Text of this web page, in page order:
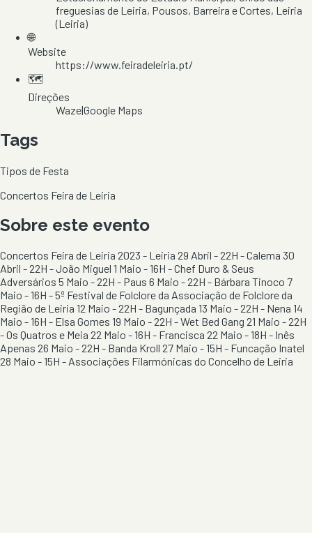
freguesias de Leiria, Pousos, Barreira e Cortes, Leiria
(Leiria)
🌐
Website
https://www.feiradeleiria.pt/
🗺️
Direções
Waze|Google Maps
Tags
Tipos de Festa
Concertos Feira de Leiria
Sobre este evento
Concertos Feira de Leiria 2023 - Leiria 29 Abril - 22H - Calema 30
Abril - 22H - João Miguel 1 Maio - 16H - Chef Duro & Seus
Adversários 5 Maio - 22H - Paus 6 Maio - 22H - Bárbara Tinoco 7
Maio - 16H - 5º Festival de Folclore da Associação de Folclore da
Região de Leiria 12 Maio - 22H - Bagunçada 13 Maio - 22H - Nena 14
Maio - 16H - Elsa Gomes 19 Maio - 22H - Wet Bed Gang 21 Maio - 22H
- Os Quatros e Meia 22 Maio - 16H - Francisca 22 Maio - 18H - Inês
Apenas 26 Maio - 22H - Banda Kroll 27 Maio - 15H - Funcação Inatel
28 Maio - 15H - Associações Filarmónicas do Concelho de Leiria